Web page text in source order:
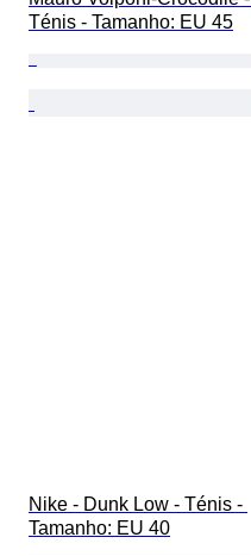
Ténis - Tamanho: EU 45
Nike - Dunk Low - Ténis -
Tamanho: EU 40